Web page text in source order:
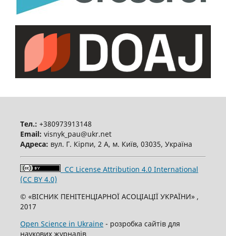
Тел.: +380973913148
Email: visnyk_pau@ukr.net
Адреса: вул. Г. Кірпи, 2 А, м. Київ, 03035, Україна
CC License Attribution 4.0 International
(CC BY 4.0)
© «ВІСНИК ПЕНІТЕНЦІАРНОЇ АСОЦІАЦІЇ УКРАЇНИ» ,
2017
Open Science in Ukraine- розробка сайтів для
наукових журналів